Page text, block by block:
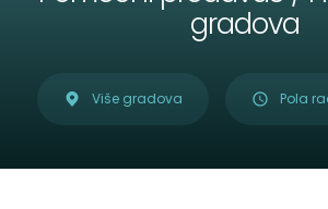
gradova
Više gradova Pola